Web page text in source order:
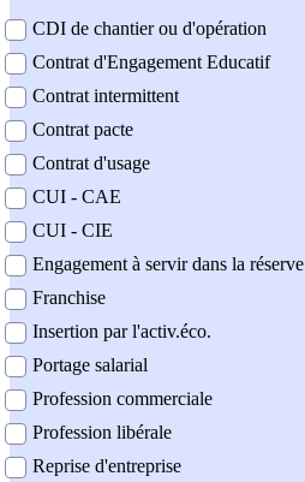
CDI de chantier ou d'opération
Contrat d'Engagement Educatif
Contrat intermittent
Contrat pacte
Contrat d'usage
CUI - CAE
CUI - CIE
Engagement à servir dans la réserve
Franchise
Insertion par l'activ.éco.
Portage salarial
Profession commerciale
Profession libérale
Reprise d'entreprise